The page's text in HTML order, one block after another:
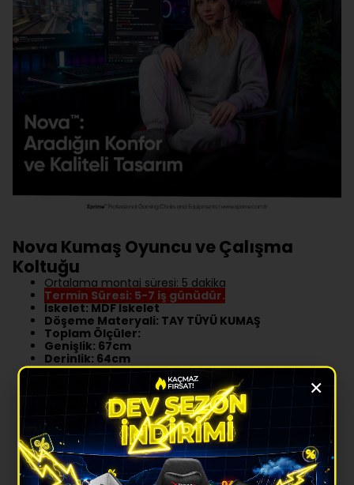
Nova Kumaş Oyuncu ve Çalışma
Koltuğu
Ortalama montaj süresi: 5 dakika
Termin Süresi: 5-7 iş günüdür.
İskelet: MDF İskelet
Döşeme Materyali: TAY TÜYÜ KUMAŞ
Toplam Ölçüler:
Genişlik: 67cm
Derinlik: 64cm
Yükseklik: 136cm
Oturma Alanı;
Genişlik: 40 Cm
Derinlik Yastıksız: 54 Cm
Derinlik Yastıklı: 45 Cm
Sırt Yüksekliği: 78 Cm
Yerden Oturma Alanı Yüksekliği : Min: 49 Cm -
Max: 63 Cm
Max Taşıma Kapasitesi: 110 KG
×